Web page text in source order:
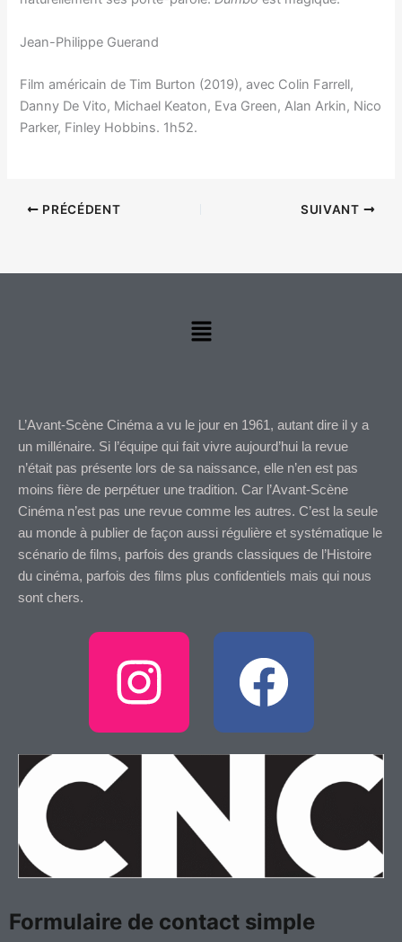
Jean-Philippe Guerand
Film américain de Tim Burton (2019), avec Colin Farrell,
Danny De Vito, Michael Keaton, Eva Green, Alan Arkin, Nico
Parker, Finley Hobbins. 1h52.
PRÉCÉDENT SUIVANT
Menu
L’Avant-Scène Cinéma a vu le jour en 1961, autant dire il y a
un millénaire. Si l’équipe qui fait vivre aujourd’hui la revue
n’était pas présente lors de sa naissance, elle n’en est pas
moins fière de perpétuer une tradition. Car l’Avant-Scène
Cinéma n’est pas une revue comme les autres. C’est la seule
au monde à publier de façon aussi régulière et systématique le
scénario de films, parfois des grands classiques de l’Histoire
du cinéma, parfois des films plus confidentiels mais qui nous
sont chers.
I
n
s
g
F
a
c
e
b
o
Formulaire de contact simple